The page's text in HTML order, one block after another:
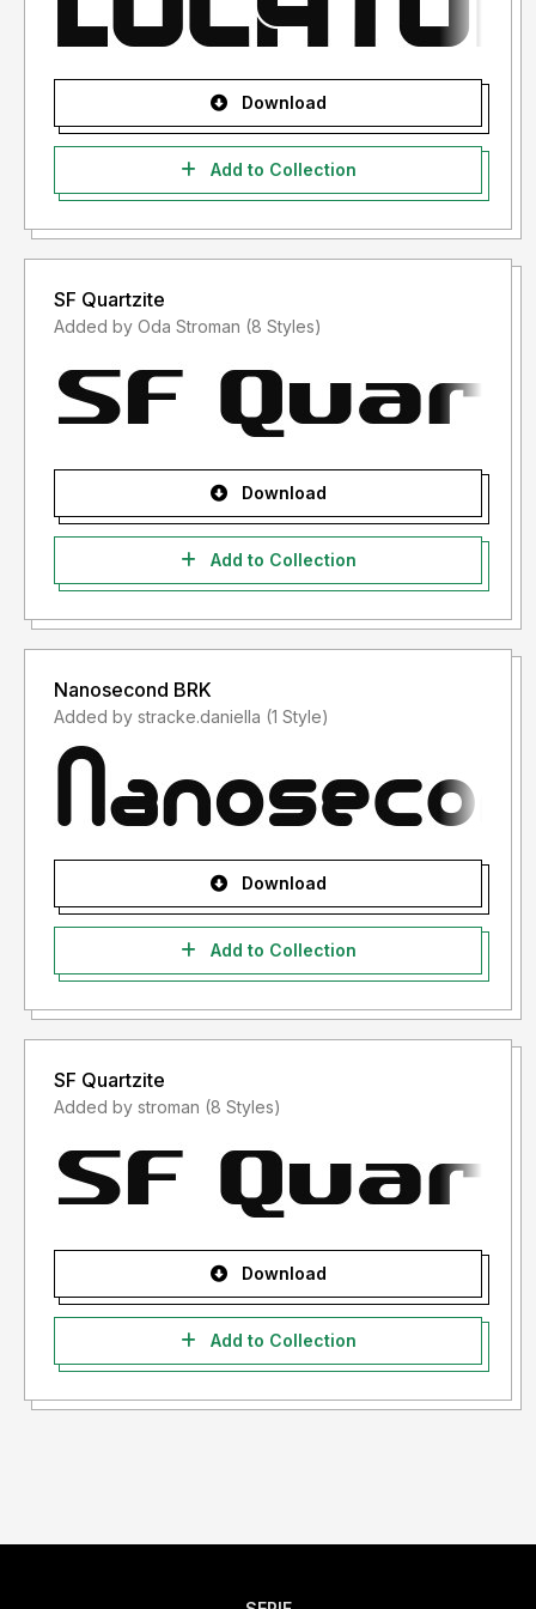
- Lisensi font setelah penggunaan silahkan gunakan sesuai
terms & condition yang berlaku setelah anda membeli
Informasi tentang Lisensi apa yang akan anda perlukan,
silahkan menghubungi kami di :
storytypestudio@gmail.com
Download
Add to Collection
SF Quartzite
Added by Oda Stroman (8 Styles)
Download
Add to Collection
Nanosecond BRK
Added by stracke.daniella (1 Style)
Download
Add to Collection
SF Quartzite
Added by stroman (8 Styles)
Download
Add to Collection